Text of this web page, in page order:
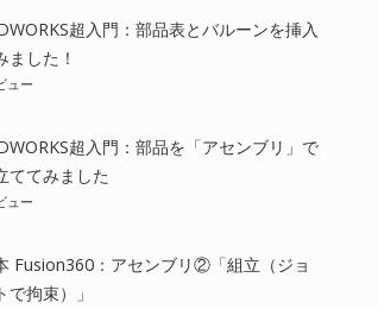
超入門：部品表とバルーンを挿入
ました！
ュー
超入門：部品を「アセンブリ」で
ててみました
ュー
Fusion360：アセンブリ②「組立（ジョ
で拘束）」